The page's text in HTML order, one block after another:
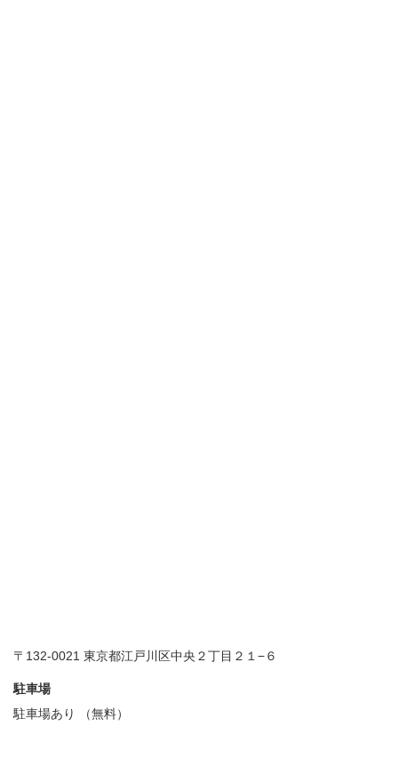
〒132-0021 東京都江戸川区中央２丁目２１−６
駐車場
駐車場あり （無料）